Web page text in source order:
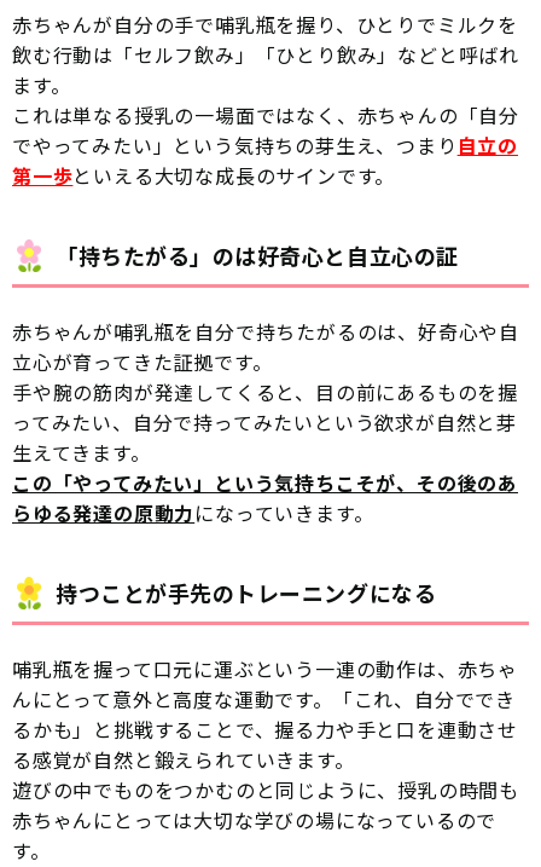
赤ちゃんが自分の手で哺乳瓶を握り、ひとりでミルクを
飲む行動は「セルフ飲み」「ひとり飲み」などと呼ばれ
ます。
これは単なる授乳の一場面ではなく、赤ちゃんの「自分
でやってみたい」という気持ちの芽生え、つまり 自立の
第一歩といえる大切な成長のサインです。
「持ちたがる」のは好奇心と自立心の証
赤ちゃんが哺乳瓶を自分で持ちたがるのは、好奇心や自
立心が育ってきた証拠です。
手や腕の筋肉が発達してくると、目の前にあるものを握
ってみたい、自分で持ってみたいという欲求が自然と芽
生えてきます。
この「やってみたい」という気持ちこそが、その後のあ
らゆる発達の原動力になっていきます。
持つことが手先のトレーニングになる
哺乳瓶を握って口元に運ぶという一連の動作は、赤ちゃ
んにとって意外と高度な運動です。「これ、自分ででき
るかも」と挑戦することで、握る力や手と口を連動させ
る感覚が自然と鍛えられていきます。
遊びの中でものをつかむのと同じように、授乳の時間も
赤ちゃんにとっては大切な学びの場になっているので
す。